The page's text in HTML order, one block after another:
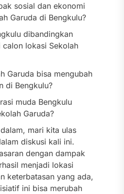
sosial dan ekonomi
Garuda di Bengkulu?
dibandingkan
lokasi Sekolah
Garuda bisa mengubah
di Bengkulu?
muda Bengkulu
Garuda?
mari kita ulas
diskusi kali ini.
dengan dampak
menjadi lokasi
keterbatasan yang ada,
ini bisa merubah